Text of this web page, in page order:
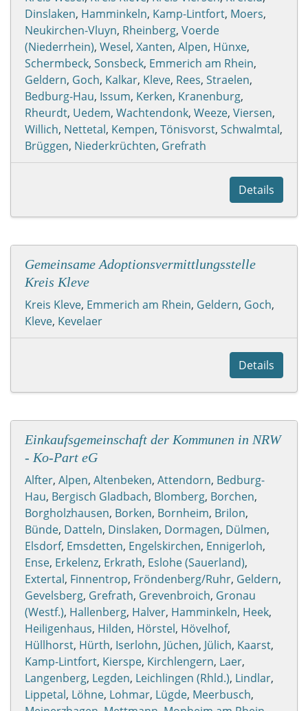
Dinslaken, Hamminkeln, Kamp-Lintfort, Moers,
Neukirchen-Vluyn, Rheinberg, Voerde
(Niederrhein), Wesel, Xanten, Alpen, Hünxe,
Schermbeck, Sonsbeck, Emmerich am Rhein,
Geldern, Goch, Kalkar, Kleve, Rees, Straelen,
Bedburg-Hau, Issum, Kerken, Kranenburg,
Rheurdt, Uedem, Wachtendonk, Weeze, Viersen,
Willich, Nettetal, Kempen, Tönisvorst, Schwalmtal,
Brüggen, Niederkrüchten, Grefrath
Details
Gemeinsame Adoptionsvermittlungsstelle
Kreis Kleve
Kreis Kleve, Emmerich am Rhein, Geldern, Goch,
Kleve, Kevelaer
Details
Einkaufsgemeinschaft der Kommunen in NRW
- Ko-Part eG
Alfter, Alpen, Altenbeken, Attendorn, Bedburg-
Hau, Bergisch Gladbach, Blomberg, Borchen,
Borgholzhausen, Borken, Bornheim, Brilon,
Bünde, Datteln, Dinslaken, Dormagen, Dülmen,
Elsdorf, Emsdetten, Engelskirchen, Ennigerloh,
Ense, Erkelenz, Erkrath, Eslohe (Sauerland),
Extertal, Finnentrop, Fröndenberg/Ruhr, Geldern,
Gevelsberg, Grefrath, Grevenbroich, Gronau
(Westf.), Hallenberg, Halver, Hamminkeln, Heek,
Heiligenhaus, Hilden, Hörstel, Hövelhof,
Hüllhorst, Hürth, Iserlohn, Jüchen, Jülich, Kaarst,
Kamp-Lintfort, Kierspe, Kirchlengern, Laer,
Langenberg, Legden, Leichlingen (Rhld.), Lindlar,
Lippetal, Löhne, Lohmar, Lügde, Meerbusch,